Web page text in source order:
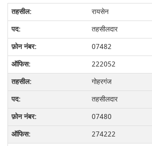
रायसेन
तहसीलदार
07482
222052
गोहरगंज
तहसीलदार
07480
274222